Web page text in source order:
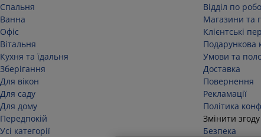
Спальня
Ванна
Офіс
Вітальня
Кухня та їдальня
Зберігання
Для вікон
Для саду
Для дому
Передпокій
Усі категорії
Відділ по
Магазини та
Клієнтські
Подарункова
Умови та
Доставка
Повернення
Рекламації
Політика
Змінити
Безпека